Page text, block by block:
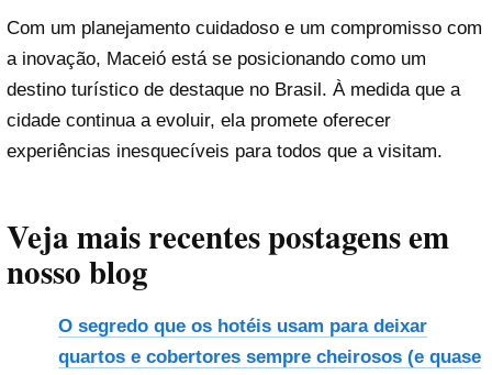
Com um planejamento cuidadoso e um compromisso com
a inovação, Maceió está se posicionando como um
destino turístico de destaque no Brasil. À medida que a
cidade continua a evoluir, ela promete oferecer
experiências inesquecíveis para todos que a visitam.
Veja mais recentes postagens em
nosso blog
O segredo que os hotéis usam para deixar
quartos e cobertores sempre cheirosos (e quase